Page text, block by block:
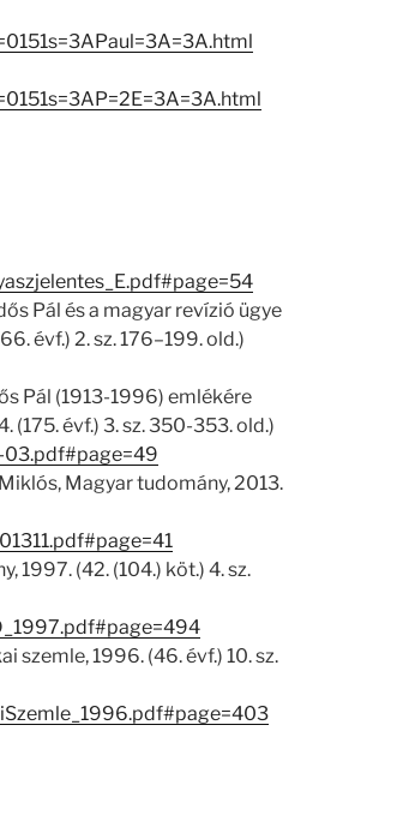
Pál és a magyar revízió ügye
évf.) 2. sz. 176–199. old.)
Pál (1913-1996) emlékére
(175. évf.) 3. sz. 350-353. old.)
Magyar tudomány, 2013.
1997. (42. (104.) köt.) 4. sz.
szemle, 1996. (46. évf.) 10. sz.